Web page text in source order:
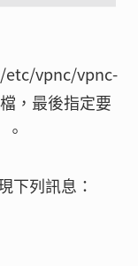
etc/vpnc/vpnc-
，最後指定要
下列訊息：